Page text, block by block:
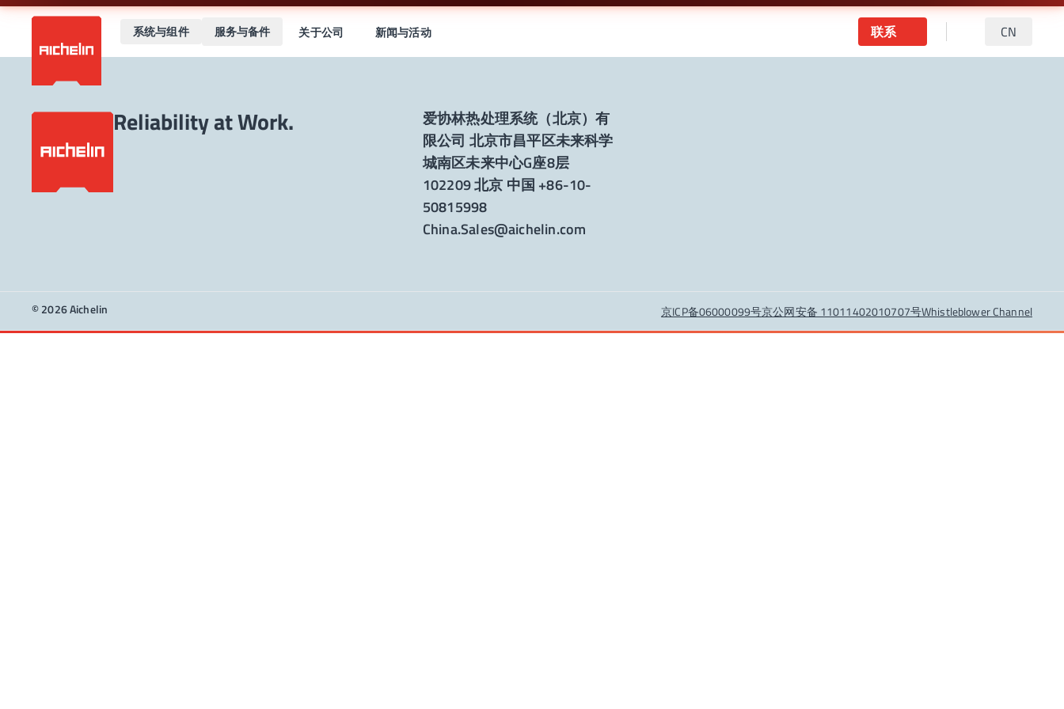
系统与组件 服务与备件 关于公司 新闻与活动 联系 CN
Reliability at Work.
爱协林热处理系统（北京）有
限公司 北京市昌平区未来科学
城南区未来中心G座8层
102209 北京 中国 +86-10-
50815998
China.Sales@aichelin.com
© 2026 Aichelin 京ICP备06000099号京公网安备 11011402010707号Whistleblower Channel